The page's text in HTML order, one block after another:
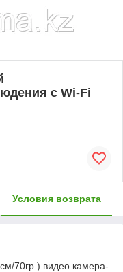
с Wi-Fi
Условия возврата
70гр.) видео камера-